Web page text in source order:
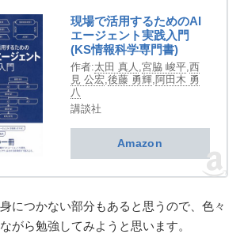
現場で活用するためのAI
エージェント実践入門
(KS情報科学専門書)
作者:太田 真人 宮脇 峻平, 西
見 公宏, 後藤 勇輝, 阿田木 勇
八
講談社
Amazon
につかない部分もあると思うので、色々
がら勉強してみようと思います。